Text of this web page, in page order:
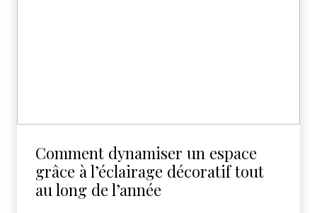
Comment dynamiser un espace
grâce à l’éclairage décoratif tout
au long de l’année